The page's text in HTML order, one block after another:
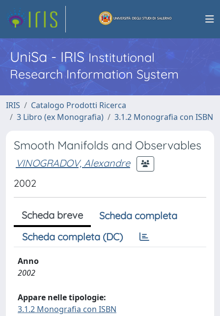
UniSa - IRISInstitutional
Research Information System
IRIS
Catalogo Prodotti Ricerca
3 Libro (ex Monografia)
3.1.2 Monografia con ISBN
Smooth Manifolds and Observables
VINOGRADOV, Alexandre
2002
Scheda breve
Scheda completa
Scheda completa (DC)
Anno
2002
Appare nelle tipologie:
3.1.2 Monografia con ISBN